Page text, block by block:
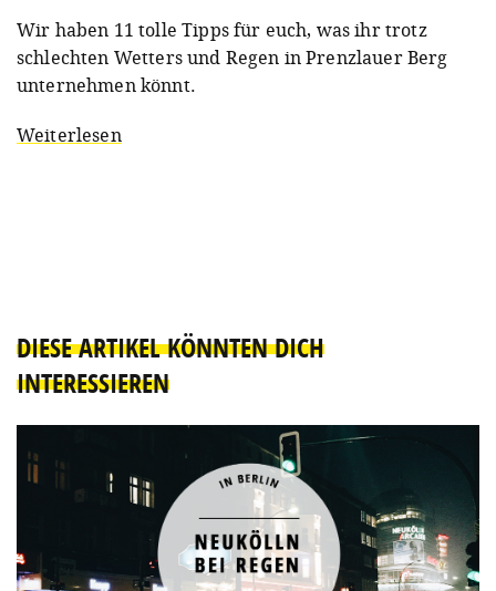
Wir haben 11 tolle Tipps für euch, was ihr trotz
schlechten Wetters und Regen in Prenzlauer Berg
unternehmen könnt.
Weiterlesen
DIESE ARTIKEL KÖNNTEN DICH
INTERESSIEREN